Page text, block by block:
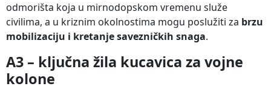
odmorišta koja u mirnodopskom vremenu služe
civilima, a u kriznim okolnostima mogu poslužiti za brzu
mobilizaciju i kretanje savezničkih snaga.
A3 – ključna žila kucavica za vojne
kolone